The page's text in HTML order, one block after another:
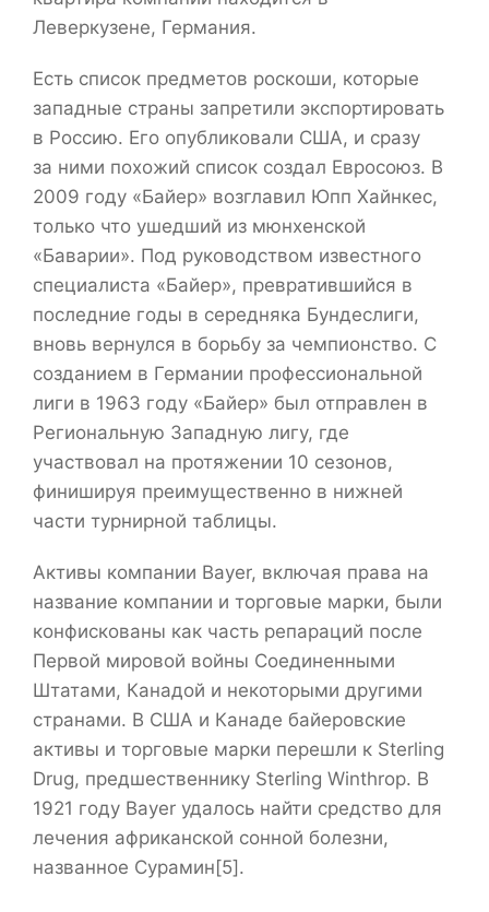
Леверкузене, Германия.
Есть список предметов роскоши, которые
западные страны запретили экспортировать
в Россию. Его опубликовали США, и сразу
за ними похожий список создал Евросоюз. В
2009 году «Байер» возглавил Юпп Хайнкес,
только что ушедший из мюнхенской
«Баварии». Под руководством известного
специалиста «Байер», превратившийся в
последние годы в середняка Бундеслиги,
вновь вернулся в борьбу за чемпионство. С
созданием в Германии профессиональной
лиги в 1963 году «Байер» был отправлен в
Региональную Западную лигу, где
участвовал на протяжении 10 сезонов,
финишируя преимущественно в нижней
части турнирной таблицы.
Активы компании Bayer, включая права на
название компании и торговые марки, были
конфискованы как часть репараций после
Первой мировой войны Соединенными
Штатами, Канадой и некоторыми другими
странами. В США и Канаде байеровские
активы и торговые марки перешли к Sterling
Drug, предшественнику Sterling Winthrop. В
1921 году Bayer удалось найти средство для
лечения африканской сонной болезни,
названное Сурамин[5].